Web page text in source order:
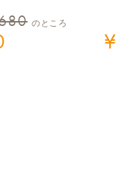
のところ
¥